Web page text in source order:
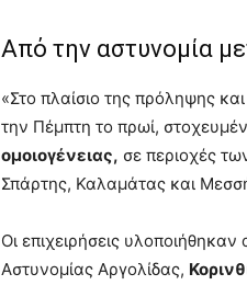
Από την αστυνομία
«Στο πλαίσιο της πρόληψης
την Πέμπτη το πρωί,
ομοιογένειας, σε περιοχές
Σπάρτης, Καλαμάτας και
Οι επιχειρήσεις
Αστυνομίας Αργολίδας,